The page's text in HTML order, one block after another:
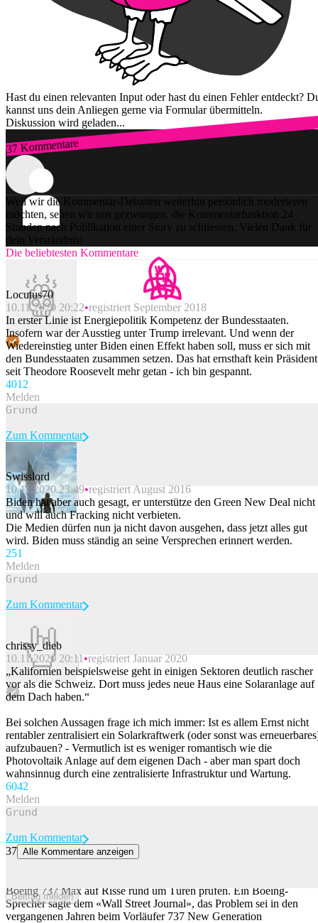
Hast du einen relevanten Input oder hast du einen Fehler entdeckt?
kannst uns dein Anliegen gerne via Formular übermitteln.
Diskussion wird geladen...
37 Kommentare
Zum Login
Weil wir die Kommentar-Debatten weiterhin persönlich moderieren
möchten, sehen wir uns gezwungen, die Kommentarfunktion 24
Stunden nach Publikation einer Story zu schliessen. Vielen Dank für
dein Verständnis!
Die beliebtesten Kommentare
Locutus70
10.11.2020 20:22 registriert September 2018
In erster Linie ist Energiepolitik Kompetenz der Bundesstaaten.
Insofern war der Ausstieg unter Trump irrelevant. Und wenn der
Wiedereinstieg unter Biden einen Effekt haben soll, muss er sich mit
den Bundesstaaten zusammen setzen. Das hat ernsthaft kein Präsident
seit Theodore Roosevelt mehr getan - ich bin gespannt.
4012
Melden
Beitrag melden
Zum Kommentar
Swisslord
10.11.2020 23:49 registriert August 2016
Biden hat aber auch gesagt, er unterstütze den Green New Deal nicht
und will auch Fracking nicht verbieten.
Die Medien dürfen nun ja nicht davon ausgehen, dass jetzt alles gut
wird. Biden muss ständig an seine Versprechen erinnert werden.
251
Melden
Beitrag melden
Zum Kommentar
chrissy_dieb
10.11.2020 20:11 registriert Januar 2020
„Kalifornien beispielsweise geht in einigen Sektoren deutlich rascher
vor als die Schweiz. Dort muss jedes neue Haus eine Solaranlage auf
dem Dach haben.“
Bei solchen Aussagen frage ich mich immer: Ist es allem Ernst nicht
rentabler zentralisiert ein Solarkraftwerk (oder sonst was
aufzubauen? - Vermutlich ist es weniger romantisch wie die
Photovoltaik Anlage auf dem eigenen Dach - aber man spart doch
wahnsinnug durch eine zentralisierte Infrastruktur und Wartung.
6042
Melden
Beitrag melden
Zum Kommentar
37 Alle Kommentare anzeigen
Boeing 737 Max auf Risse rund um Türen prüfen. Ein Boeing-
Sprecher sagte dem «Wall Street Journal», das Problem sei in den
vergangenen Jahren beim Vorläufer 737 New Generation